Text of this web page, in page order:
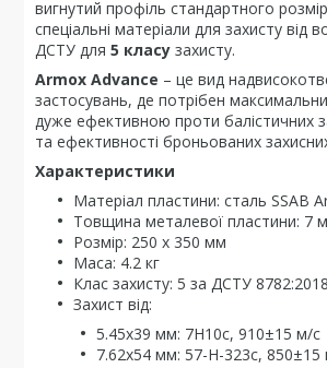
вигнутий профіль стандартного
спеціальні матеріали для захисту від
ДСТУ для 5 класу захисту.
Armox Advance – це вид
застосувань, де потрібен
дуже ефективною проти балістичних
та ефективності броньованих
Характеристики
Матеріал пластини: сталь SSAB
Товщина металевої пластини: 7
Розмір: 250 х 350 мм
Маса: 4.2 кг
Клас захисту: 5 за ДСТУ 8782:2018
Захист від:
5.45х39 мм: 7H10c, 910±15 м/с
7.62х54 мм: 57-H-323c, 850±15